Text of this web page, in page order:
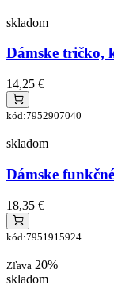
skladom
Dámske tričko,
14,25 €
kód:7952907040
skladom
Dámske
18,35 €
kód:7951915924
Zľava 20%
skladom